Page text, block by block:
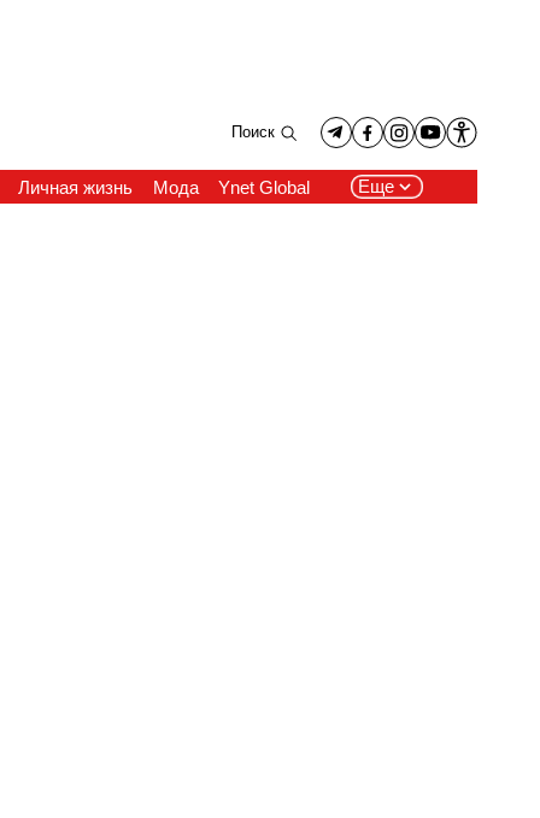
Поиск
Личная жизнь Мода Ynet Global Еще